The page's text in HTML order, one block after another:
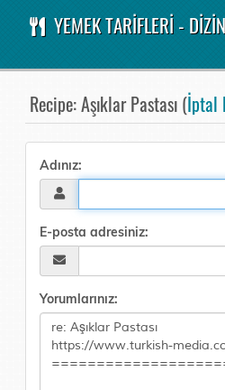
YEMEK TARİFLERİ -
Recipe: Aşıklar Pastası (İptal
Adınız:
E-posta adresiniz:
Yorumlarınız: